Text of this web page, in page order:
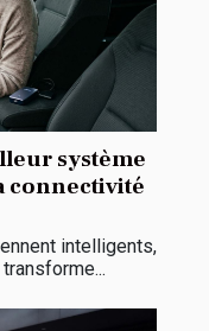
système
connectivité
intelligents,